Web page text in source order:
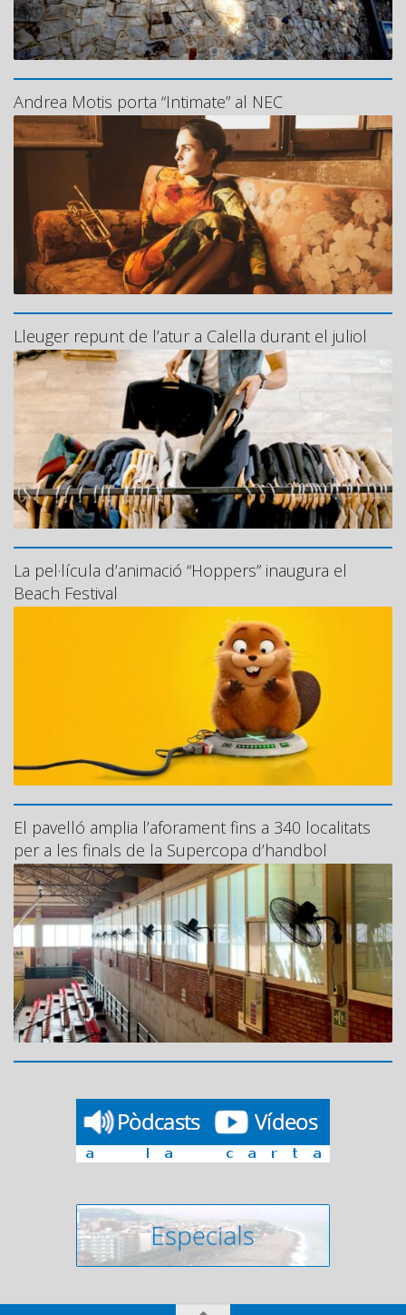
Andrea Motis porta “Intimate” al NEC
Lleuger repunt de l’atur a Calella durant el juliol
La pel·lícula d’animació “Hoppers” inaugura el
Beach Festival
El pavelló amplia l’aforament fins a 340 localitats
per a les finals de la Supercopa d’handbol